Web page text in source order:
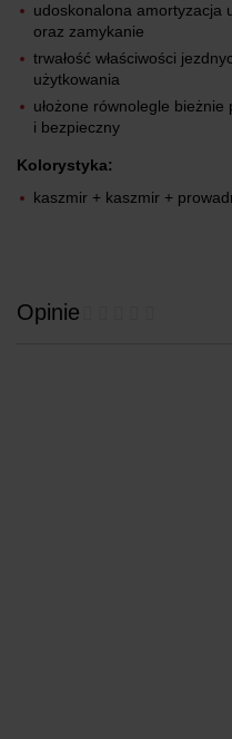
udoskonalona amortyzacja
oraz zamykanie
trwałość właściwości
użytkowania
ułożone równolegle
i bezpieczny
Kolorystyka:
kaszmir + kaszmir +
Opinie